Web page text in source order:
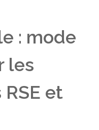
: mode
les
et